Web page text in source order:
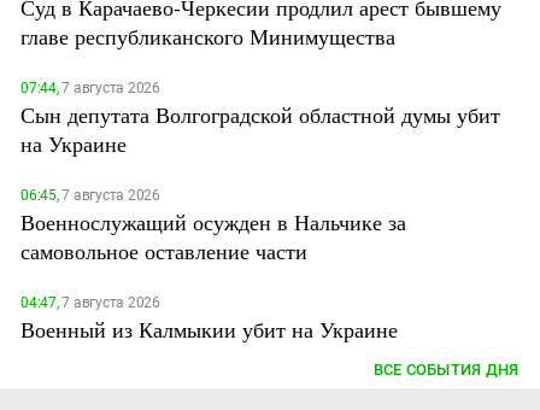
Суд в Карачаево-Черкесии продлил арест бывшему
главе республиканского Минимущества
07:44,7 августа 2026
Сын депутата Волгоградской областной думы убит
на Украине
06:45,7 августа 2026
Военнослужащий осужден в Нальчике за
самовольное оставление части
04:47,7 августа 2026
Военный из Калмыкии убит на Украине
ВСЕ СОБЫТИЯ ДНЯ